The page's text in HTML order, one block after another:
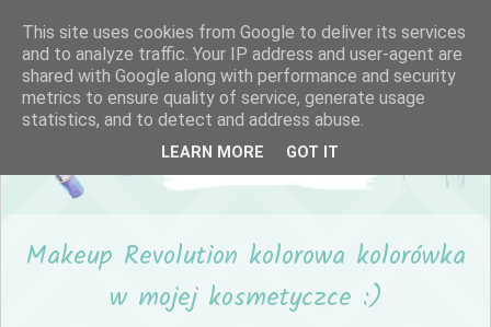
Makeup Revolution kolorowa kolorówka
w mojej kosmetyczce :)
This site uses cookies from Google to deliver its services
and to analyze traffic. Your IP address and user-agent are
shared with Google along with performance and security
metrics to ensure quality of service, generate usage
statistics, and to detect and address abuse.
LEARN MORE GOT IT